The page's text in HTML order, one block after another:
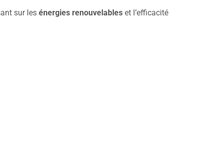
sur les énergies renouvelables et l’efficacité